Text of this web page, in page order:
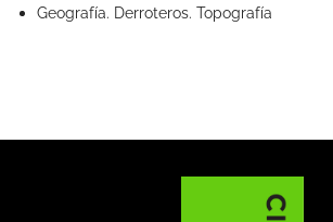
Geografía. Derroteros. Topografía